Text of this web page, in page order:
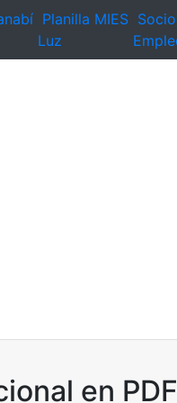
Planilla
Luz
MIES Socio
en PDF